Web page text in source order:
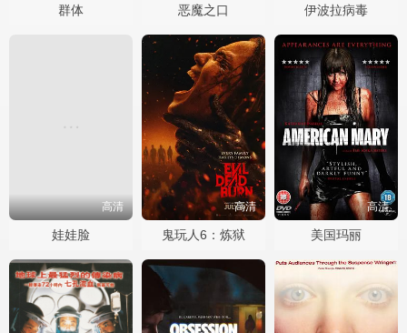
群体 恶魔之口 伊波拉病毒
高清
娃娃脸
高清
鬼玩人6：炼狱
高清
美国玛丽